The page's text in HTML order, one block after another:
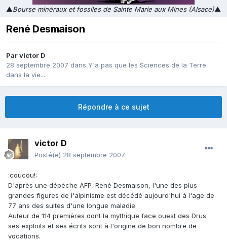
▲Bourse minéraux et fossiles de Sainte Marie aux Mines (Alsace)▲
René Desmaison
Parvictor D
28 septembre 2007 dans Y'a pas que les Sciences de la Terre
dans la vie...
Répondre à ce sujet
victor D
Posté(e) 28 septembre 2007
:coucou!:
D'après une dépèche AFP, René Desmaison, l'une des plus
grandes figures de l'alpinisme est décédé aujourd'hui à l'age de
77 ans des suites d'une longue maladie.
Auteur de 114 premières dont la mythique face ouest des Drus
ses exploits et ses écrits sont à l'origine de bon nombre de
vocations.